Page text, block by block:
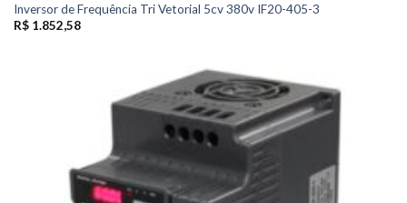
Inversor de Frequência Tri Vetorial 5cv 380v IF20-405-3
R$1.852,58